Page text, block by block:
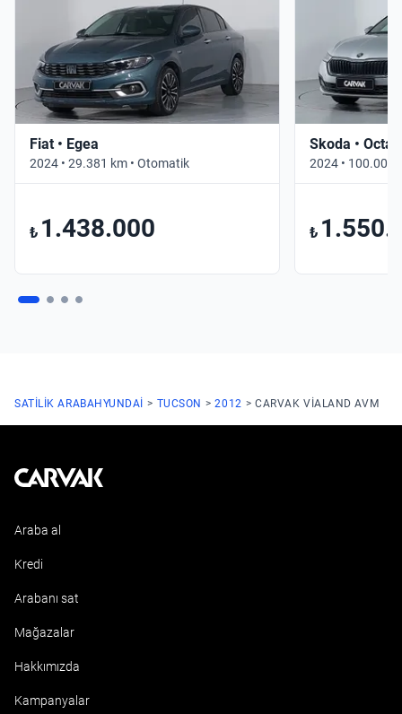
Fiat • Egea
2024 • 29.381 km • Otomatik
₺ 1.438.000
Skoda •
2024 • 100.000
₺
SATILIK ARABAHYUNDAI TUCSON 2012 CARVAK VIALAND AVM
Kavak
Araba al
Kredi
Arabanı sat
Mağazalar
Hakkımızda
Kampanyalar